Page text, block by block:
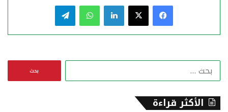
فيسبوك لينكدإن واتساب
الأكثر قراءة